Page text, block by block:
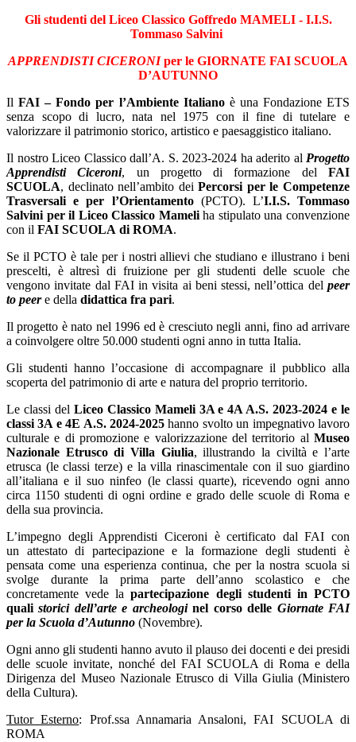
Gli studenti del Liceo Classico Goffredo MAMELI - I.I.S.
Tommaso Salvini
APPRENDISTI CICERONIper le GIORNATE FAI SCUOLA
D’AUTUNNO
IlFAI – Fondo per l’Ambiente Italianoè una Fondazione ETS
senza scopo di lucro, nata nel 1975 con il fine di tutelare e
valorizzare il patrimonio storico, artistico e paesaggistico italiano.
Il nostro Liceo Classico dall’A. S. 2023-2024 ha aderito al Progetto
Apprendisti Ciceroni, un progetto di formazione delFAI
SCUOLA, declinato nell’ambito deiPercorsi per le Competenze
Trasversali e per l’Orientamento (PCTO). L’I.I.S. Tommaso
Salvini per il Liceo Classico Mameliha stipulato una convenzione
con il FAI SCUOLA di ROMA.
Se il PCTO è tale per i nostri allievi che studiano e illustrano i beni
prescelti, è altresì di fruizione per gli studenti delle scuole che
vengono invitate dal FAI in visita ai beni stessi, nell’ottica del peer
to peer e della didattica fra pari.
Il progetto è nato nel 1996 ed è cresciuto negli anni, fino ad arrivare
a coinvolgere oltre 50.000 studenti ogni anno in tutta Italia.
Gli studenti hanno l’occasione di accompagnare il pubblico alla
scoperta del patrimonio di arte e natura del proprio territorio.
Le classi del Liceo Classico Mameli 3A e 4A A.S. 2023-2024 e le
classi 3A e 4E A.S. 2024-2025 hanno svolto un impegnativo lavoro
culturale e di promozione e valorizzazione del territorio al Museo
Nazionale Etrusco di Villa Giulia, illustrando la civiltà e l’arte
etrusca (le classi terze) e la villa rinascimentale con il suo giardino
all’italiana e il suo ninfeo (le classi quarte), ricevendo ogni anno
circa 1150 studenti di ogni ordine e grado delle scuole di Roma e
della sua provincia.
L’impegno degli Apprendisti Ciceroni è certificato dal FAI con
un attestato di partecipazione e la formazione degli studenti è
pensata come una esperienza continua, che per la nostra scuola si
svolge durante la prima parte dell’anno scolastico e che
concretamente vede lapartecipazione degli studenti in PCTO
qualistorici dell’arte e archeologinel corso delle Giornate FAI
per la Scuola d’Autunno (Novembre).
Ogni anno gli studenti hanno avuto il plauso dei docenti e dei presidi
delle scuole invitate, nonché del FAI SCUOLA di Roma e della
Dirigenza del Museo Nazionale Etrusco di Villa Giulia (Ministero
della Cultura).
Tutor Esterno: Prof.ssa Annamaria Ansaloni, FAI SCUOLA di
ROMA